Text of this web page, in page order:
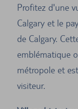
Profitez d'une
Calgary et le
de Calgary.
emblématique
métropole et
visiteur.